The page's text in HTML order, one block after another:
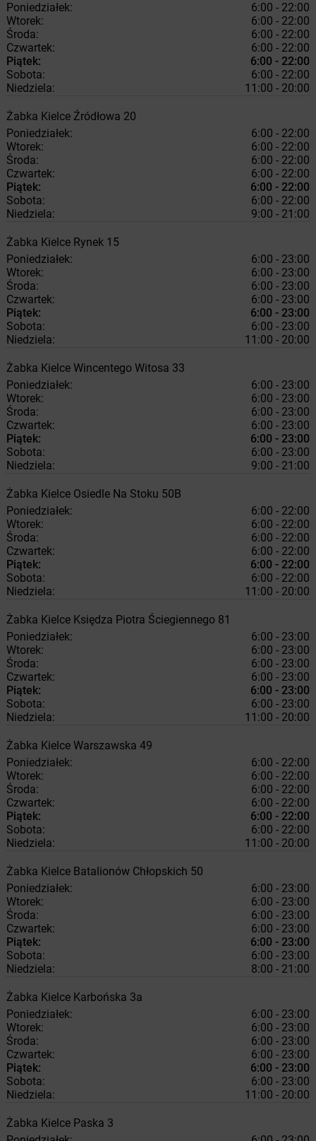
Poniedziałek:
6:00 - 22:00
Wtorek:
6:00 - 22:00
Środa:
6:00 - 22:00
Czwartek:
6:00 - 22:00
Piątek:
6:00 - 22:00
Sobota:
6:00 - 22:00
Niedziela:
11:00 - 20:00
Żabka Kielce Źródłowa 20
Poniedziałek:
6:00 - 22:00
Wtorek:
6:00 - 22:00
Środa:
6:00 - 22:00
Czwartek:
6:00 - 22:00
Piątek:
6:00 - 22:00
Sobota:
6:00 - 22:00
Niedziela:
9:00 - 21:00
Żabka Kielce Rynek 15
Poniedziałek:
6:00 - 23:00
Wtorek:
6:00 - 23:00
Środa:
6:00 - 23:00
Czwartek:
6:00 - 23:00
Piątek:
6:00 - 23:00
Sobota:
6:00 - 23:00
Niedziela:
11:00 - 20:00
Żabka Kielce Wincentego Witosa 33
Poniedziałek:
6:00 - 23:00
Wtorek:
6:00 - 23:00
Środa:
6:00 - 23:00
Czwartek:
6:00 - 23:00
Piątek:
6:00 - 23:00
Sobota:
6:00 - 23:00
Niedziela:
9:00 - 21:00
Żabka Kielce Osiedle Na Stoku 50B
Poniedziałek:
6:00 - 22:00
Wtorek:
6:00 - 22:00
Środa:
6:00 - 22:00
Czwartek:
6:00 - 22:00
Piątek:
6:00 - 22:00
Sobota:
6:00 - 22:00
Niedziela:
11:00 - 20:00
Żabka Kielce Księdza Piotra Ściegiennego 81
Poniedziałek:
6:00 - 23:00
Wtorek:
6:00 - 23:00
Środa:
6:00 - 23:00
Czwartek:
6:00 - 23:00
Piątek:
6:00 - 23:00
Sobota:
6:00 - 23:00
Niedziela:
11:00 - 20:00
Żabka Kielce Warszawska 49
Poniedziałek:
6:00 - 22:00
Wtorek:
6:00 - 22:00
Środa:
6:00 - 22:00
Czwartek:
6:00 - 22:00
Piątek:
6:00 - 22:00
Sobota:
6:00 - 22:00
Niedziela:
11:00 - 20:00
Żabka Kielce Batalionów Chłopskich 50
Poniedziałek:
6:00 - 23:00
Wtorek:
6:00 - 23:00
Środa:
6:00 - 23:00
Czwartek:
6:00 - 23:00
Piątek:
6:00 - 23:00
Sobota:
6:00 - 23:00
Niedziela:
8:00 - 21:00
Żabka Kielce Karbońska 3a
Poniedziałek:
6:00 - 23:00
Wtorek:
6:00 - 23:00
Środa:
6:00 - 23:00
Czwartek:
6:00 - 23:00
Piątek:
6:00 - 23:00
Sobota:
6:00 - 23:00
Niedziela:
11:00 - 20:00
Żabka Kielce Paska 3